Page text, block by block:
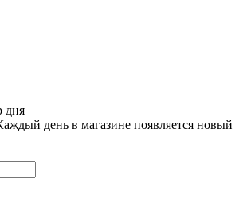
дня
день в магазине появляется новый